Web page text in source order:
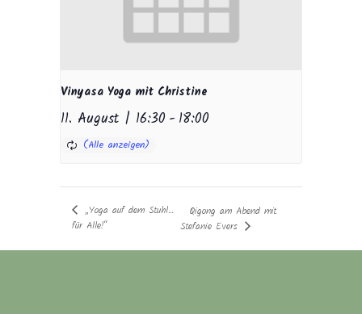
Vinyasa Yoga mit Christine
11. August | 16:30 -18:00
„Yoga auf dem Stuhl…
für Alle!“
Qigong am Abend mit
Stefanie Evers